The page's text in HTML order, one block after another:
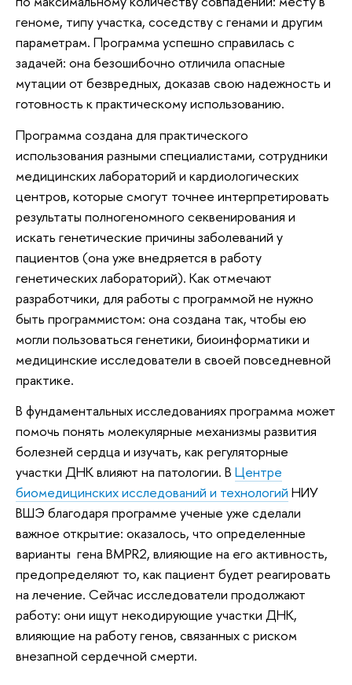
геноме, типу участка, соседству с генами и другим
параметрам. Программа успешно справилась с
задачей: она безошибочно отличила опасные
мутации от безвредных, доказав свою надежность и
готовность к практическому использованию.
Программа создана для практического
использования разными специалистами, сотрудники
медицинских лабораторий и кардиологических
центров, которые смогут точнее интерпретировать
результаты полногеномного секвенирования и
искать генетические причины заболеваний у
пациентов (она уже внедряется в работу
генетических лабораторий). Как отмечают
разработчики, для работы с программой не нужно
быть программистом: она создана так, чтобы ею
могли пользоваться генетики, биоинформатики и
медицинские исследователи в своей повседневной
практике.
В фундаментальных исследованиях программа может
помочь понять молекулярные механизмы развития
болезней сердца и изучать, как регуляторные
участки ДНК влияют на патологии. В Центре
биомедицинских исследований и технологий НИУ
ВШЭ благодаря программе ученые уже сделали
важное открытие: оказалось, что определенные
варианты гена BMPR2, влияющие на его активность,
предопределяют то, как пациент будет реагировать
на лечение. Сейчас исследователи продолжают
работу: они ищут некодирующие участки ДНК,
влияющие на работу генов, связанных с риском
внезапной сердечной смерти.